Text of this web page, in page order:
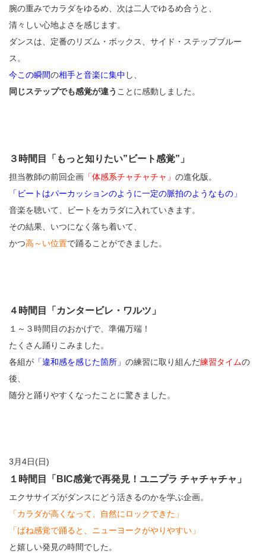
腕の重みでカラダをゆるめ、次は二人でゆるめ合うと、
清々しい心地よさを感じます。
ダンスは、定番のリズム・ボックス、サイド・ステップブルー
ス。
今この瞬間の相手と音楽に集中 し、
同じステップでも感覚が違う ことに感動しました。
３時間目「もっと知りたい”ビート感覚”」
担当教師の前回企画 「体感系チャチャチャ」 の進化版。
「ビートはパーカッションのように一定の脈拍のようなもの」
音楽を聴いて、ビートをカラダに入れていきます。
その結果、いつになく落ち着いて、
かつ高～い位置で踊ることができました。
４時間目「カンタービレ・ワルツ」
１～３時間目のおかげで、準備万端！
たくさん踊りこみました。
各組が 「違和感を感じた箇所」 の練習に取り組んだ練習タイムの
後、
随分と踊りやすくなったことに驚きました。
3月4日(日)
１時間目「BIC感覚で再発見！ユニプラ チャチャチャ」
エクササイズがダンスにどう活きるのかを学ぶ企画。
「カラダが高くなって、自然にロックできた」
「ばね感覚で踊ると、ニューヨークがやりやすい」
と嬉しい発見の時間でした。